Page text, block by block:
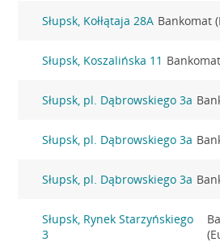
Słupsk, Kołłątaja 28A Bankomat
Słupsk, Koszalińska 11
Słupsk, pl. Dąbrowskiego 3a
Słupsk, pl. Dąbrowskiego 3a
Słupsk, pl. Dąbrowskiego 3a
Słupsk, Rynek Starzyńskiego
3